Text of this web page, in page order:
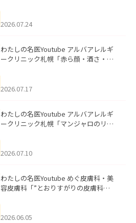
た。
2026.07.24
わたしの名医Youtube アルバアレルギ
ークリニック札幌「赤ら顔・酒さ・ニ
した。
2026.07.17
わたしの名医Youtube アルバアレルギ
ークリニック札幌「マンジャロのリア
た。
2026.07.10
わたしの名医Youtube めぐ皮膚科・美
容皮膚科「”とおりすがりの皮膚科
2026.06.05